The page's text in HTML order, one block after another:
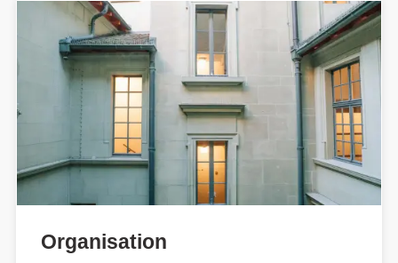
Organisation